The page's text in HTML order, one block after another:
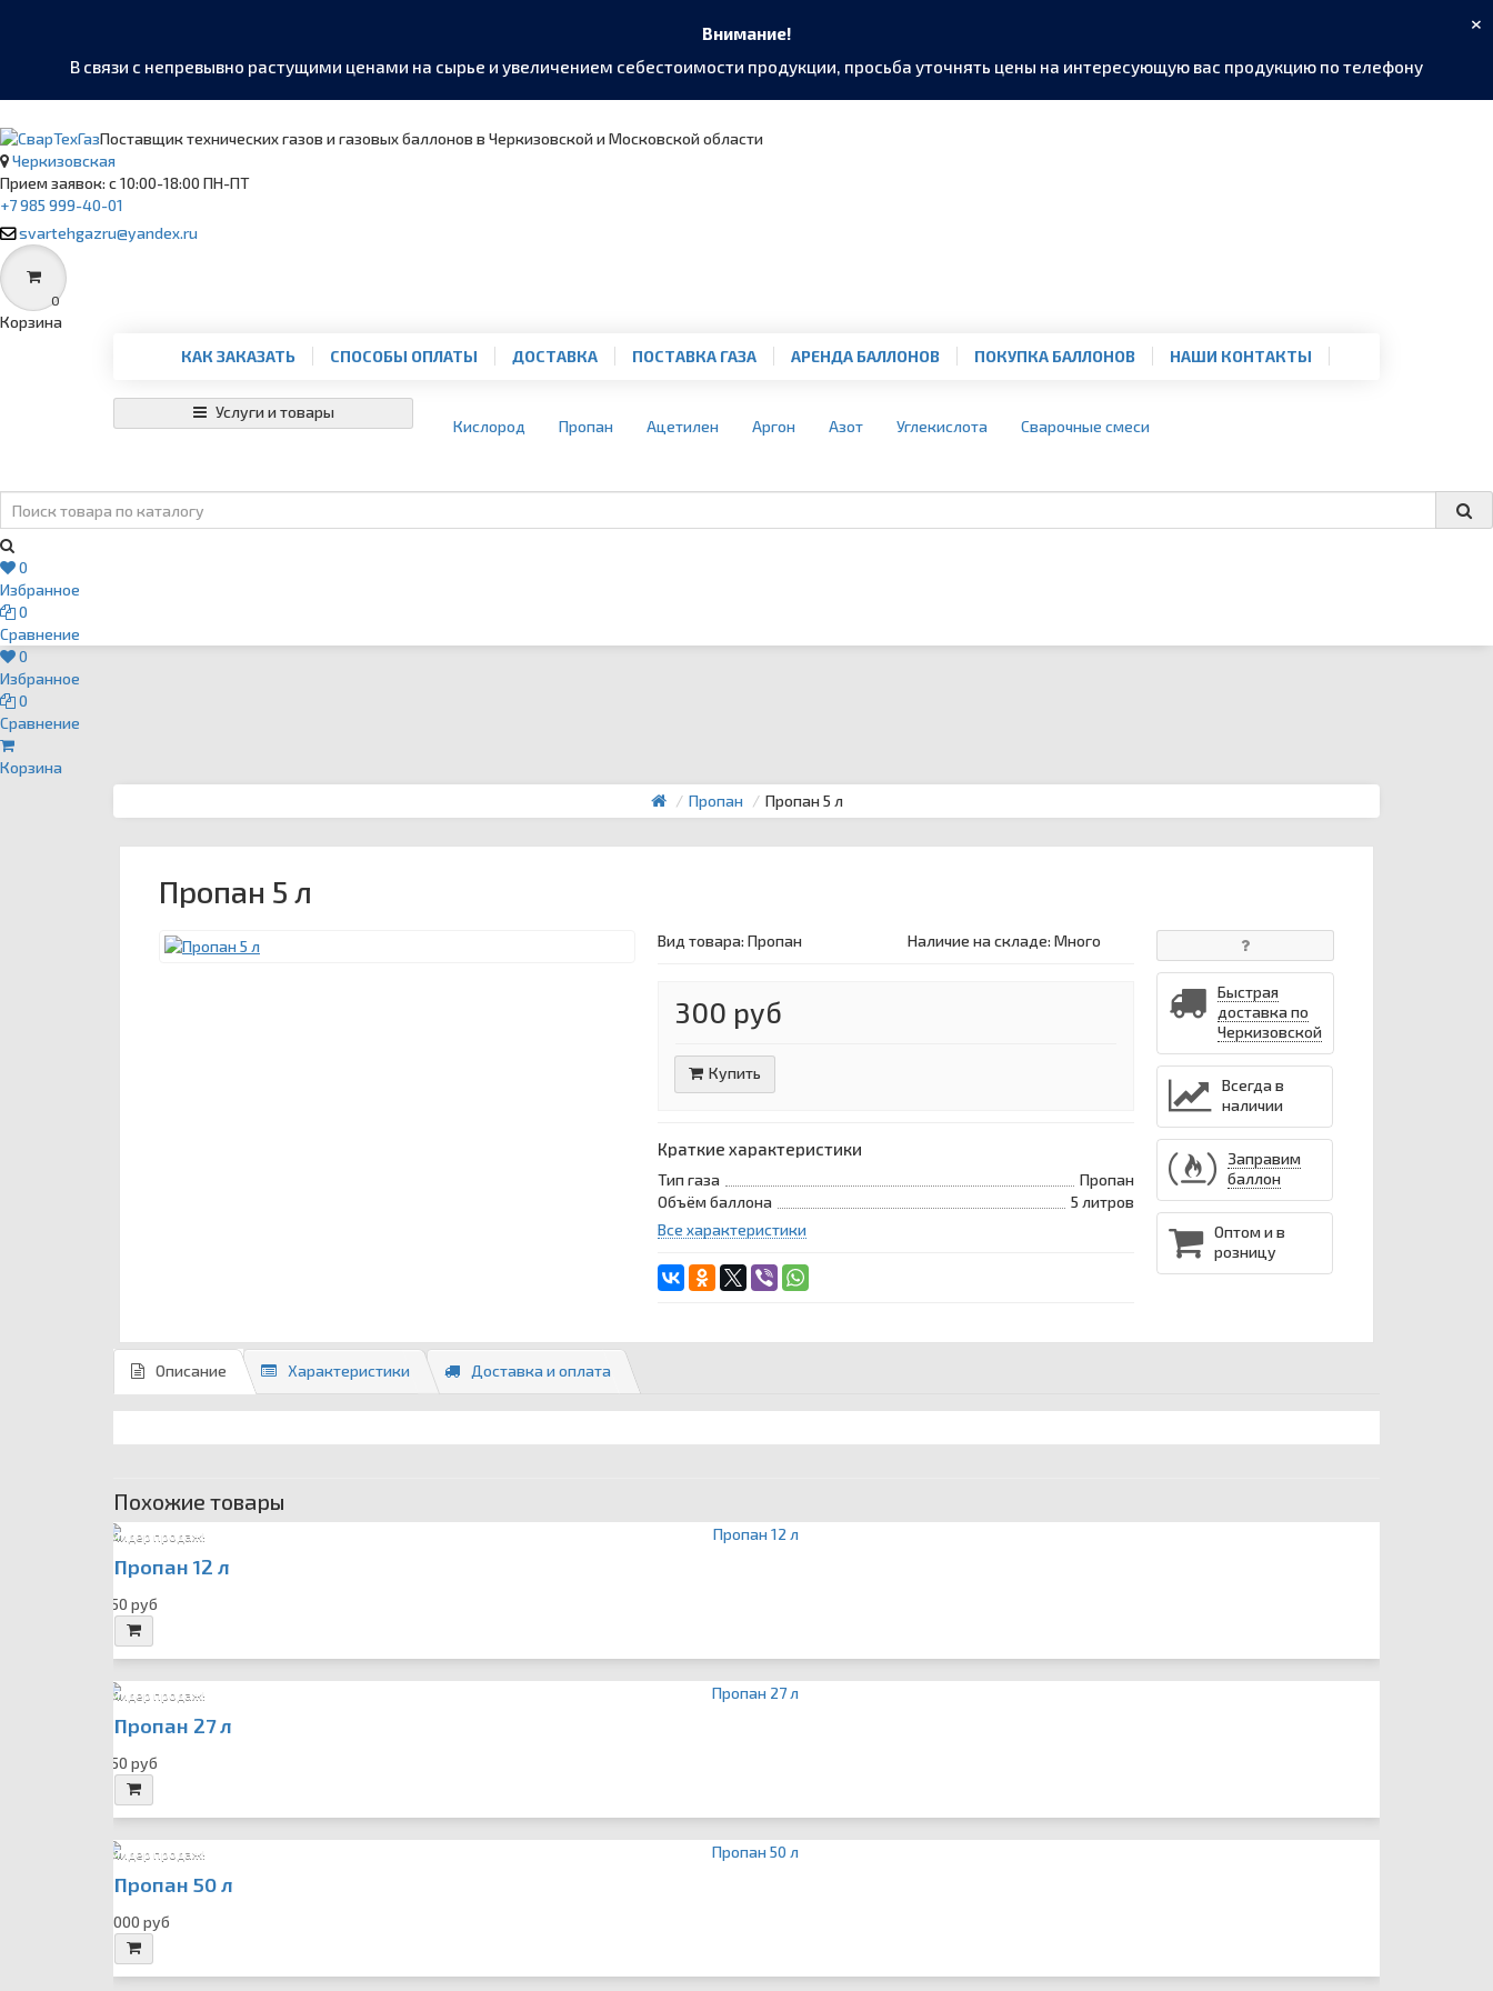
Внимание!
В связи с непревывно растущими ценами на сырье и увеличением себестоимости продукции, просьба уточнять цены на интересующую вас продукцию по телефону
×
Поставщик технических газов и газовых баллонов в Черкизовской и Московской области
Черкизовская
Прием заявок: с 10:00-18:00 ПН-ПТ
+7 985 999-40-01
svartehgazru@yandex.ru
0
Корзина
КАК ЗАКАЗАТЬ
СПОСОБЫ ОПЛАТЫ ДОСТАВКА ПОСТАВКА ГАЗА АРЕНДА БАЛЛОНОВ ПОКУПКА БАЛЛОНОВ НАШИ КОНТАКТЫ
Кислород Пропан Ацетилен Аргон Азот Углекислота Сварочные смеси
Услуги и товары
0
Избранное
0
Сравнение
0
Избранное
0
Сравнение
Корзина
Пропан
Пропан 5 л
Пропан 5 л
Вид товара:Пропан Наличие на складе: Много
300 руб
Купить
Краткие характеристики
Тип газа
Пропан
Объём баллона
5 литров
Все характеристики
Быстрая
доставка по
Черкизовской
Всегда в
наличии
Заправим
баллон
Оптом и в
розницу
Описание Характеристики Доставка и оплата
Похожие товары
Лидер продаж!
Пропан 12 л
550 руб
Лидер продаж!
Пропан 27 л
750 руб
Лидер продаж!
Пропан 50 л
1 000 руб
Написать в мессенджер
WhatsApp
+7 985 999-40-01 ›
Позвонить ›
svartehgazru@yandex.ru